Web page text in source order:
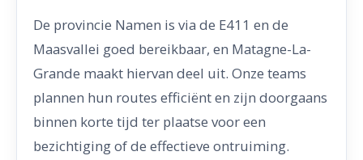
De provincie Namen is via de E411 en de
Maasvallei goed bereikbaar, en Matagne-La-
Grande maakt hiervan deel uit. Onze teams
plannen hun routes efficiënt en zijn doorgaans
binnen korte tijd ter plaatse voor een
bezichtiging of de effectieve ontruiming.